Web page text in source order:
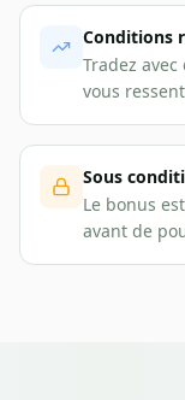
Conditions
Tradez
vous
Sous
Le bonus
avant de